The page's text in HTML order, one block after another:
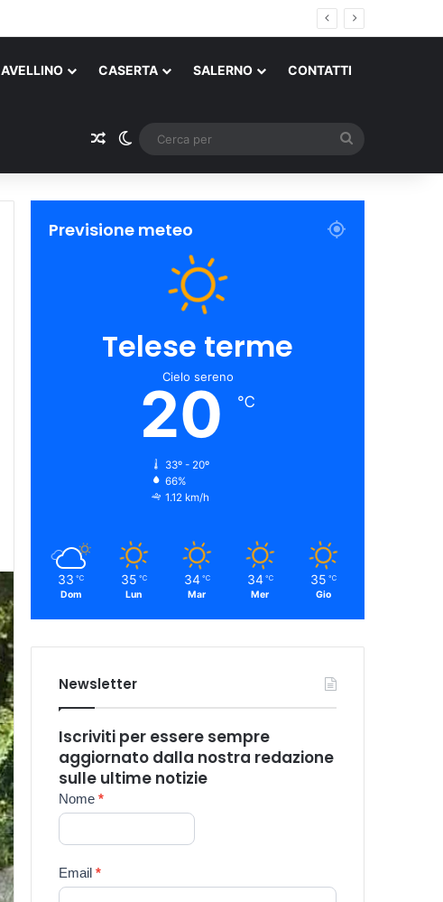
AVELLINO CASERTA SALERNO CONTATTI
Un articolo a caso
Cambia aspetto
per
Previsione meteo
Telese terme
Cielo sereno
20 ℃
33º - 20º
66%
1.12 km/h
33 ℃
Dom
35 ℃
Lun
34 ℃
Mar
34 ℃
Mer
35 ℃
Gio
Newsletter
Iscriviti per essere sempre
aggiornato dalla nostra redazione
sulle ultime notizie
Newsletter
Nome*
Email*